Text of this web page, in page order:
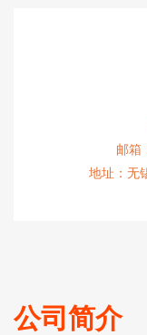
邮箱
地址：无
公司简介